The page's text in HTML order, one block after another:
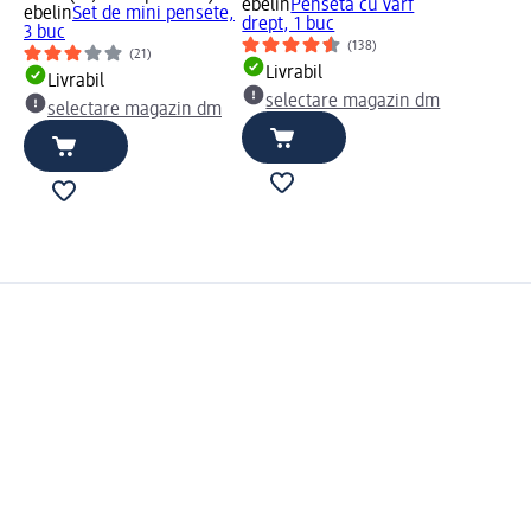
ebelinSet de mini pensete,
3 buc
(21)
Livrabil
selectare magazin dm
ebelinPensetă cu vârf
drept, 1 buc
(138)
Livrabil
selectare magazin dm